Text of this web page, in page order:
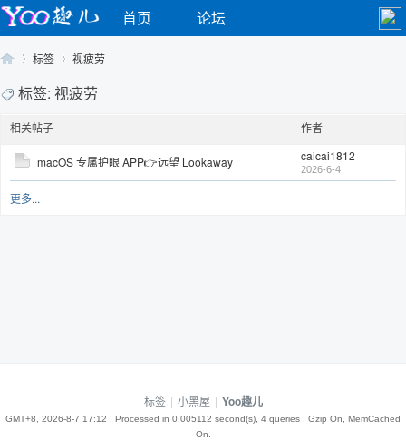
首页 论坛
Yo›
标签 视疲劳
标签: 视疲劳
相关帖子 作者
macOS 专属护眼 APP👉远望 Lookaway caicai1812
2026-6-4
更多...
标签 | 小黑屋 | Yoo趣儿
GMT+8, 2026-8-7 17:12 , Processed in 0.005112 second(s), 4 queries , Gzip On, MemCached
On.